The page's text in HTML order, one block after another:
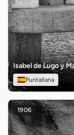
Isabel de Lugo y
Puntallana
1906